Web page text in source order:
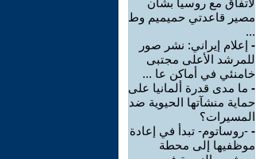
لاتفاق مع روسيا بشأن
مصير قاعدتي حميميم وط
...
- إعلام إيراني: نشر صور
للمرشد الأعلى مجتبى
خامنئي في أماكن عا ...
- ما مدى قدرة ألمانيا على
حماية منشآتها الحيوية ضد
المسيرات؟
- -روساتوم- تبدأ في إعادة
موظفيها إلى محطة